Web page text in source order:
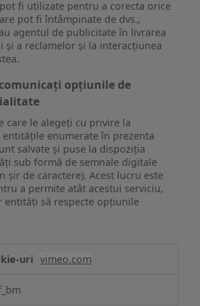
fi utilizate pentru a corecta orice
pot fi întâmpinate de dvs.,
agentul de publicitate în livrarea
și a reclamelor și la interacțiunea
opțiunile de
care le alegeți cu privire la
enumerate în prezenta
salvate și puse la dispoziția
sub formă de semnale digitale
șir de caractere). Acest lucru este
a permite atât acestui serviciu,
entități să respecte opțiunile
vimeo.com